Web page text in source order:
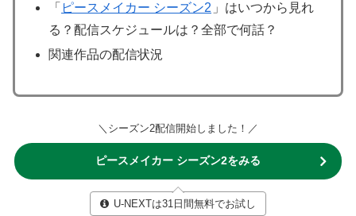
「 ピースメイカー シーズン2 」はいつから見れ
る？配信スケジュールは？全部で何話？
関連作品の配信状況
＼シーズン2配信開始しました！／
ピースメイカー シーズン2をみる
U-NEXTは31日間無料でお試し